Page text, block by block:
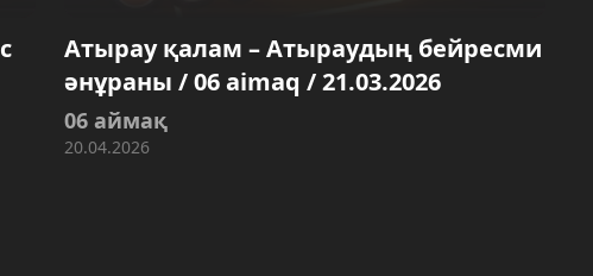
Атырау қалам – Атыраудың бейресми
әнұраны / 06 aimaq / 21.03.2026
06 аймақ
20.04.2026